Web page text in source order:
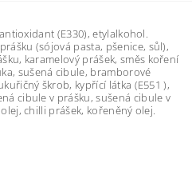
(E330), etylalkohol.
(sójová pasta, pšenice, sůl),
karamelový prášek, směs koření
sušená cibule, bramborové
škrob, kypřící látka (E551 ),
cibule v prášku, sušená cibule v
chilli prášek, kořeněný olej.